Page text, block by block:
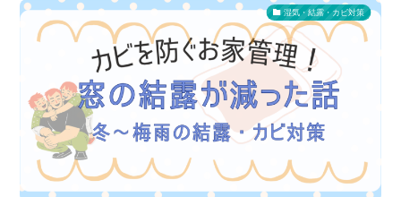
湿気・結露・カビ対策